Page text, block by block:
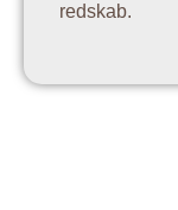
redskab.